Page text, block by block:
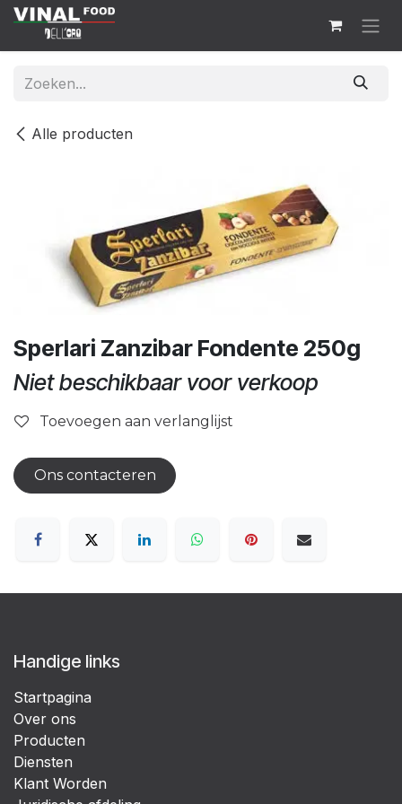
Overslaan naar inhoud
Alle producten
Sperlari Zanzibar Fondente 250g
Niet beschikbaar voor verkoop
Toevoegen aan verlanglijst
Ons contacteren
Handige links
Startpagina
Over ons
Producten
Diensten
Klant Worden